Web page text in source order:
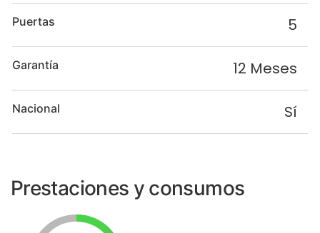
Puertas 5
Garantía 12 Meses
Nacional Sí
Prestaciones y consumos